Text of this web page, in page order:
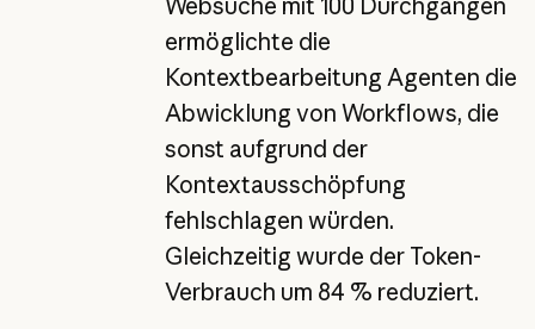
Websuche mit 100 Durchgängen
ermöglichte die
Kontextbearbeitung Agenten die
Abwicklung von Workflows, die
sonst aufgrund der
Kontextausschöpfung
fehlschlagen würden.
Gleichzeitig wurde der Token-
Verbrauch um 84 % reduziert.